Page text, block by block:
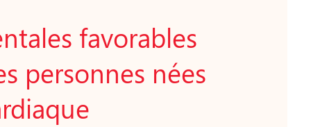
favorables
personnes nées